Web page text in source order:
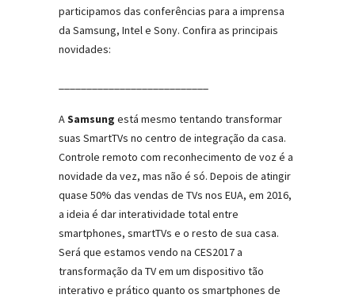
participamos das conferências para a imprensa
da Samsung, Intel e Sony. Confira as principais
novidades:
ASamsung está mesmo tentando transformar
suas SmartTVs no centro de integração da casa.
Controle remoto com reconhecimento de voz é a
novidade da vez, mas não é só. Depois de atingir
quase 50% das vendas de TVs nos EUA, em 2016,
a ideia é dar interatividade total entre
smartphones, smartTVs e o resto de sua casa.
Será que estamos vendo na CES2017 a
transformação da TV em um dispositivo tão
interativo e prático quanto os smartphones de